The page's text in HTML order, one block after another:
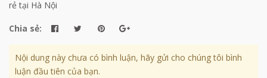
rẻ tại Hà Nội
Chia sẻ:
Nội dung này chưa có bình luận, hãy gửi cho chúng tôi bình
luận đầu tiên của bạn.